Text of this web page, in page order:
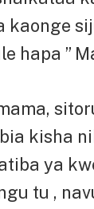
kaonge
hapa ”
kisha
ya
tu ,